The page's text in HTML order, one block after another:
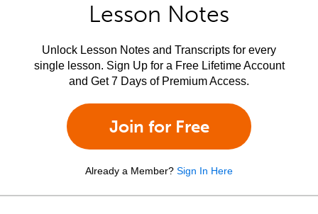
Lesson Notes
Unlock Lesson Notes and Transcripts for every
single lesson. Sign Up for a Free Lifetime Account
and Get 7 Days of Premium Access.
Join for Free
Already a Member? Sign In Here